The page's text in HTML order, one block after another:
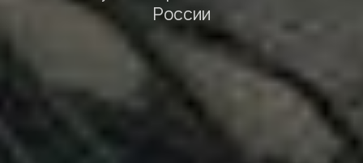
России